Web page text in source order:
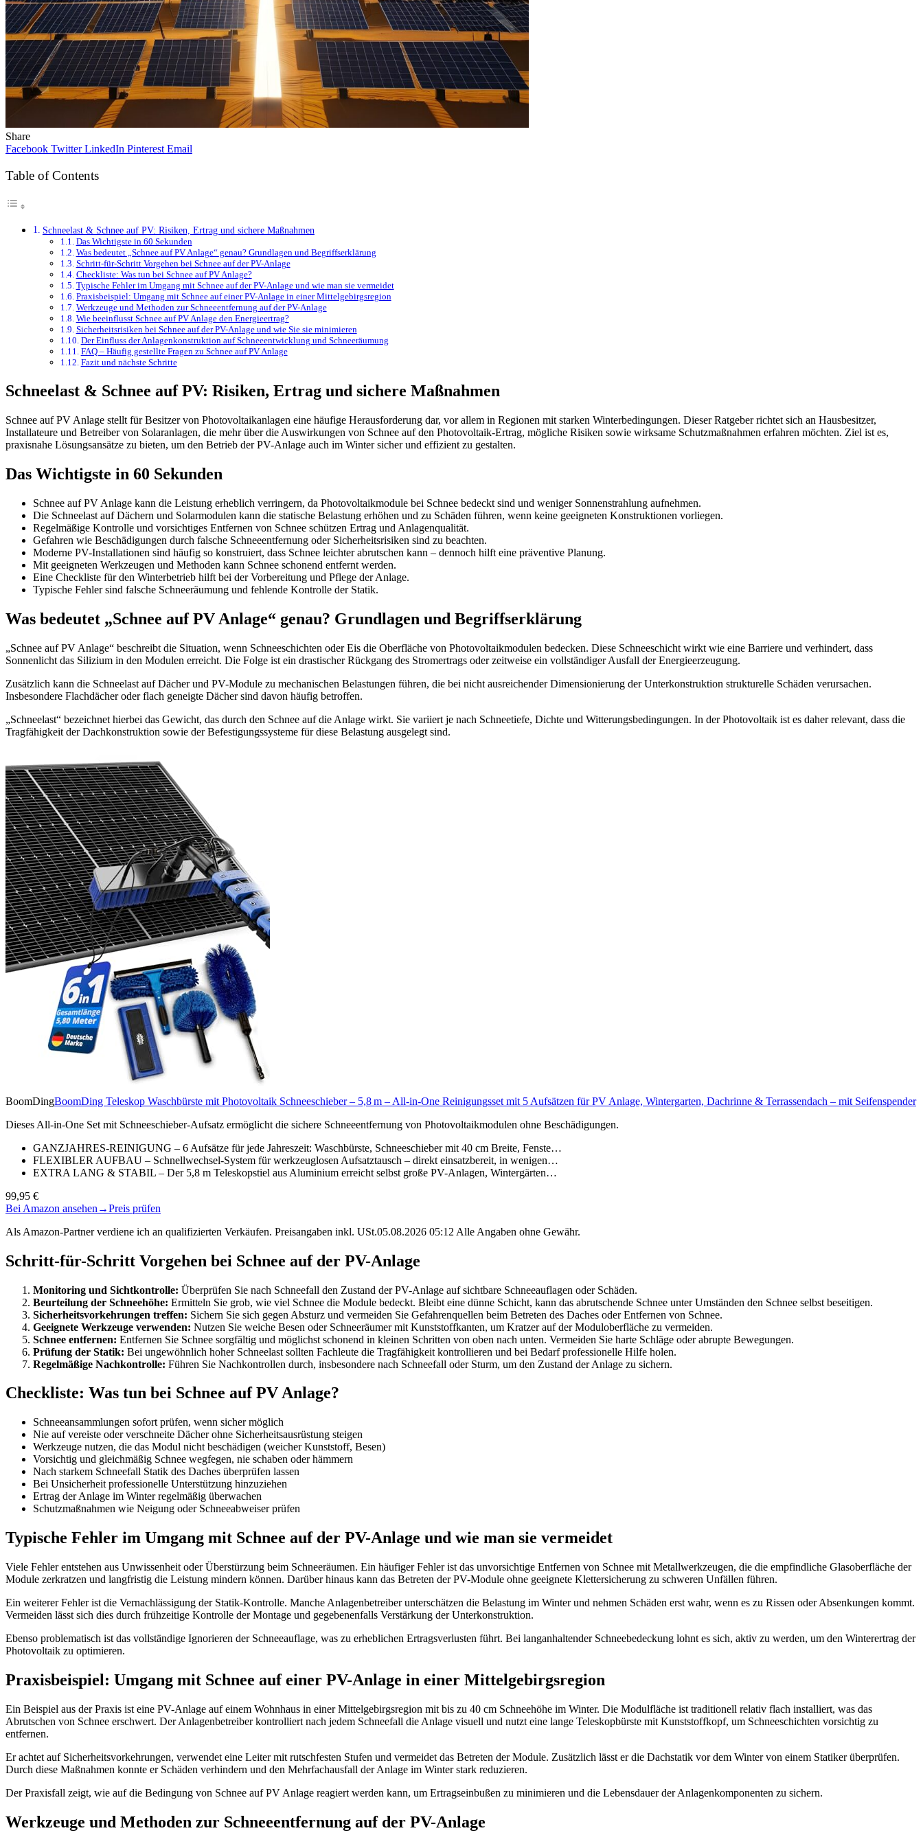
Share
Facebook Twitter LinkedIn Pinterest Email
Table of Contents
Schneelast & Schnee auf PV: Risiken, Ertrag und sichere Maßnahmen
Das Wichtigste in 60 Sekunden
Was bedeutet „Schnee auf PV Anlage“ genau? Grundlagen und Begriffserklärung
Schritt-für-Schritt Vorgehen bei Schnee auf der PV-Anlage
Checkliste: Was tun bei Schnee auf PV Anlage?
Typische Fehler im Umgang mit Schnee auf der PV-Anlage und wie man sie vermeidet
Praxisbeispiel: Umgang mit Schnee auf einer PV-Anlage in einer Mittelgebirgsregion
Werkzeuge und Methoden zur Schneeentfernung auf der PV-Anlage
Wie beeinflusst Schnee auf PV Anlage den Energieertrag?
Sicherheitsrisiken bei Schnee auf der PV-Anlage und wie Sie sie minimieren
Der Einfluss der Anlagenkonstruktion auf Schneeentwicklung und Schneeräumung
FAQ – Häufig gestellte Fragen zu Schnee auf PV Anlage
Fazit und nächste Schritte
Schneelast & Schnee auf PV: Risiken, Ertrag und sichere Maßnahmen
Schnee auf PV Anlage stellt für Besitzer von Photovoltaikanlagen eine häufige Herausforderung dar, vor allem in Regionen mit starken Winterbedingungen. Dieser Ratgeber richtet sich an Hausbesitzer,
Installateure und Betreiber von Solaranlagen, die mehr über die Auswirkungen von Schnee auf den Photovoltaik-Ertrag, mögliche Risiken sowie wirksame Schutzmaßnahmen erfahren möchten. Ziel ist es,
praxisnahe Lösungsansätze zu bieten, um den Betrieb der PV-Anlage auch im Winter sicher und effizient zu gestalten.
Das Wichtigste in 60 Sekunden
Schnee auf PV Anlage kann die Leistung erheblich verringern, da Photovoltaikmodule bei Schnee bedeckt sind und weniger Sonnenstrahlung aufnehmen.
Die Schneelast auf Dächern und Solarmodulen kann die statische Belastung erhöhen und zu Schäden führen, wenn keine geeigneten Konstruktionen vorliegen.
Regelmäßige Kontrolle und vorsichtiges Entfernen von Schnee schützen Ertrag und Anlagenqualität.
Gefahren wie Beschädigungen durch falsche Schneeentfernung oder Sicherheitsrisiken sind zu beachten.
Moderne PV-Installationen sind häufig so konstruiert, dass Schnee leichter abrutschen kann – dennoch hilft eine präventive Planung.
Mit geeigneten Werkzeugen und Methoden kann Schnee schonend entfernt werden.
Eine Checkliste für den Winterbetrieb hilft bei der Vorbereitung und Pflege der Anlage.
Typische Fehler sind falsche Schneeräumung und fehlende Kontrolle der Statik.
Was bedeutet „Schnee auf PV Anlage“ genau? Grundlagen und Begriffserklärung
„Schnee auf PV Anlage“ beschreibt die Situation, wenn Schneeschichten oder Eis die Oberfläche von Photovoltaikmodulen bedecken. Diese Schneeschicht wirkt wie eine Barriere und verhindert, dass
Sonnenlicht das Silizium in den Modulen erreicht. Die Folge ist ein drastischer Rückgang des Stromertrags oder zeitweise ein vollständiger Ausfall der Energieerzeugung.
Zusätzlich kann die Schneelast auf Dächer und PV-Module zu mechanischen Belastungen führen, die bei nicht ausreichender Dimensionierung der Unterkonstruktion strukturelle Schäden verursachen.
Insbesondere Flachdächer oder flach geneigte Dächer sind davon häufig betroffen.
„Schneelast“ bezeichnet hierbei das Gewicht, das durch den Schnee auf die Anlage wirkt. Sie variiert je nach Schneetiefe, Dichte und Witterungsbedingungen. In der Photovoltaik ist es daher relevant, dass die
Tragfähigkeit der Dachkonstruktion sowie der Befestigungssysteme für diese Belastung ausgelegt sind.
BoomDingBoomDing Teleskop Waschbürste mit Photovoltaik Schneeschieber – 5,8 m – All-in-One Reinigungsset mit 5 Aufsätzen für PV Anlage, Wintergarten, Dachrinne & Terrassendach – mit Seifenspender
Dieses All-in-One Set mit Schneeschieber-Aufsatz ermöglicht die sichere Schneeentfernung von Photovoltaikmodulen ohne Beschädigungen.
GANZJAHRES-REINIGUNG – 6 Aufsätze für jede Jahreszeit: Waschbürste, Schneeschieber mit 40 cm Breite, Fenste…
FLEXIBLER AUFBAU – Schnellwechsel-System für werkzeuglosen Aufsatztausch – direkt einsatzbereit, in wenigen…
EXTRA LANG & STABIL – Der 5,8 m Teleskopstiel aus Aluminium erreicht selbst große PV-Anlagen, Wintergärten…
99,95 €
Bei Amazon ansehen →Preis prüfen
Als Amazon-Partner verdiene ich an qualifizierten Verkäufen. Preisangaben inkl. USt.05.08.2026 05:12 Alle Angaben ohne Gewähr.
Schritt-für-Schritt Vorgehen bei Schnee auf der PV-Anlage
Monitoring und Sichtkontrolle: Überprüfen Sie nach Schneefall den Zustand der PV-Anlage auf sichtbare Schneeauflagen oder Schäden.
Beurteilung der Schneehöhe: Ermitteln Sie grob, wie viel Schnee die Module bedeckt. Bleibt eine dünne Schicht, kann das abrutschende Schnee unter Umständen den Schnee selbst beseitigen.
Sicherheitsvorkehrungen treffen: Sichern Sie sich gegen Absturz und vermeiden Sie Gefahrenquellen beim Betreten des Daches oder Entfernen von Schnee.
Geeignete Werkzeuge verwenden: Nutzen Sie weiche Besen oder Schneeräumer mit Kunststoffkanten, um Kratzer auf der Moduloberfläche zu vermeiden.
Schnee entfernen: Entfernen Sie Schnee sorgfältig und möglichst schonend in kleinen Schritten von oben nach unten. Vermeiden Sie harte Schläge oder abrupte Bewegungen.
Prüfung der Statik: Bei ungewöhnlich hoher Schneelast sollten Fachleute die Tragfähigkeit kontrollieren und bei Bedarf professionelle Hilfe holen.
Regelmäßige Nachkontrolle: Führen Sie Nachkontrollen durch, insbesondere nach Schneefall oder Sturm, um den Zustand der Anlage zu sichern.
Checkliste: Was tun bei Schnee auf PV Anlage?
Schneeansammlungen sofort prüfen, wenn sicher möglich
Nie auf vereiste oder verschneite Dächer ohne Sicherheitsausrüstung steigen
Werkzeuge nutzen, die das Modul nicht beschädigen (weicher Kunststoff, Besen)
Vorsichtig und gleichmäßig Schnee wegfegen, nie schaben oder hämmern
Nach starkem Schneefall Statik des Daches überprüfen lassen
Bei Unsicherheit professionelle Unterstützung hinzuziehen
Ertrag der Anlage im Winter regelmäßig überwachen
Schutzmaßnahmen wie Neigung oder Schneeabweiser prüfen
Typische Fehler im Umgang mit Schnee auf der PV-Anlage und wie man sie vermeidet
Viele Fehler entstehen aus Unwissenheit oder Überstürzung beim Schneeräumen. Ein häufiger Fehler ist das unvorsichtige Entfernen von Schnee mit Metallwerkzeugen, die die empfindliche Glasoberfläche der
Module zerkratzen und langfristig die Leistung mindern können. Darüber hinaus kann das Betreten der PV-Module ohne geeignete Klettersicherung zu schweren Unfällen führen.
Ein weiterer Fehler ist die Vernachlässigung der Statik-Kontrolle. Manche Anlagenbetreiber unterschätzen die Belastung im Winter und nehmen Schäden erst wahr, wenn es zu Rissen oder Absenkungen kommt.
Vermeiden lässt sich dies durch frühzeitige Kontrolle der Montage und gegebenenfalls Verstärkung der Unterkonstruktion.
Ebenso problematisch ist das vollständige Ignorieren der Schneeauflage, was zu erheblichen Ertragsverlusten führt. Bei langanhaltender Schneebedeckung lohnt es sich, aktiv zu werden, um den Winterertrag der
Photovoltaik zu optimieren.
Praxisbeispiel: Umgang mit Schnee auf einer PV-Anlage in einer Mittelgebirgsregion
Ein Beispiel aus der Praxis ist eine PV-Anlage auf einem Wohnhaus in einer Mittelgebirgsregion mit bis zu 40 cm Schneehöhe im Winter. Die Modulfläche ist traditionell relativ flach installiert, was das
Abrutschen von Schnee erschwert. Der Anlagenbetreiber kontrolliert nach jedem Schneefall die Anlage visuell und nutzt eine lange Teleskopbürste mit Kunststoffkopf, um Schneeschichten vorsichtig zu
entfernen.
Er achtet auf Sicherheitsvorkehrungen, verwendet eine Leiter mit rutschfesten Stufen und vermeidet das Betreten der Module. Zusätzlich lässt er die Dachstatik vor dem Winter von einem Statiker überprüfen.
Durch diese Maßnahmen konnte er Schäden verhindern und den Mehrfachausfall der Anlage im Winter stark reduzieren.
Der Praxisfall zeigt, wie auf die Bedingung von Schnee auf PV Anlage reagiert werden kann, um Ertragseinbußen zu minimieren und die Lebensdauer der Anlagenkomponenten zu sichern.
Werkzeuge und Methoden zur Schneeentfernung auf der PV-Anlage